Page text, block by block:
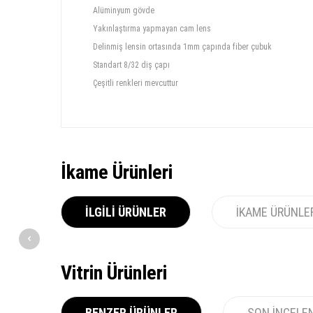
Alüminyum gövde
Yakınlaştırma yapmayan cam lens
Delinmiş lensin ortasında 1mm çapında fiber çubuk
Standart 8/32 diş çapı
Çeşitli renkleri mevcuttur
İkame Ürünleri
İLGILI ÜRÜNLER İKAME
Vitrin Ürünleri